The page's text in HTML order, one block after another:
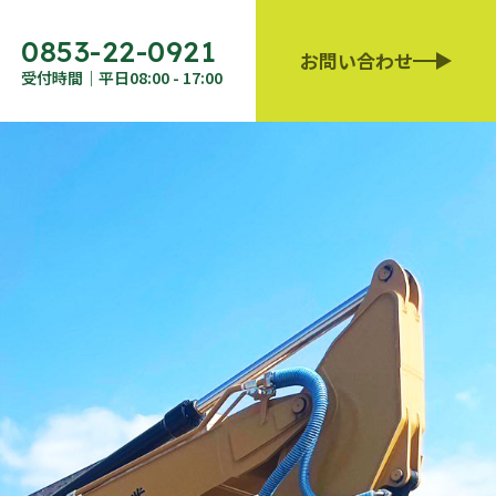
0853-22-0921
受付時間｜平日08:00 - 17:00
お問い合わせ